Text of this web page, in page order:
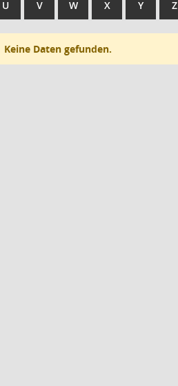
U V W X Y Z
Keine Daten gefunden.